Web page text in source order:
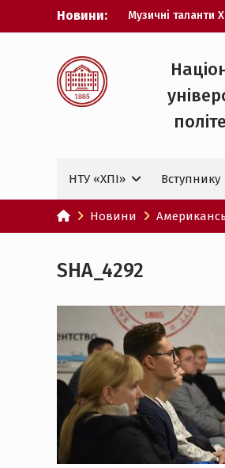
Новини:
Музичні таланти
Всеукраїнський
ХПІ уклав угоду
ДержНДІ
Випускник ХПІ
іспанського
партнерства
НТУ «ХПІ»
ректора
НТУ «ХПІ» Вступнику
Новини
SHA_4292